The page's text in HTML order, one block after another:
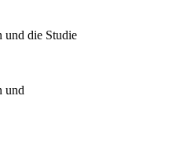
und die Studie
und